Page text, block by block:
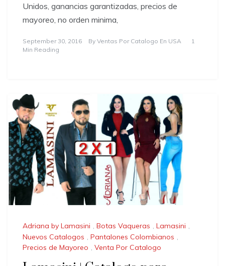
Unidos, ganancias garantizadas, precios de
mayoreo, no orden minima,
September 30, 2016 By Ventas Por Catalogo En USA
1
Min Reading
Adriana by Lamasini , Botas Vaqueras , Lamasini ,
Nuevos Catalogos , Pantalones Colombianos ,
Precios de Mayoreo , Venta Por Catalogo